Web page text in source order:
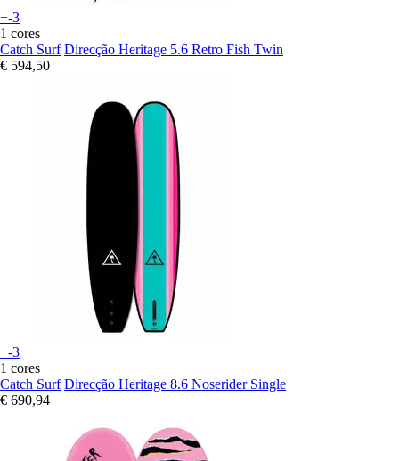
+-3
1 cores
Catch Surf Direcção Heritage 5.6 Retro Fish Twin
€ 594,50
+-3
1 cores
Catch Surf Direcção Heritage 8.6 Noserider Single
€ 690,94